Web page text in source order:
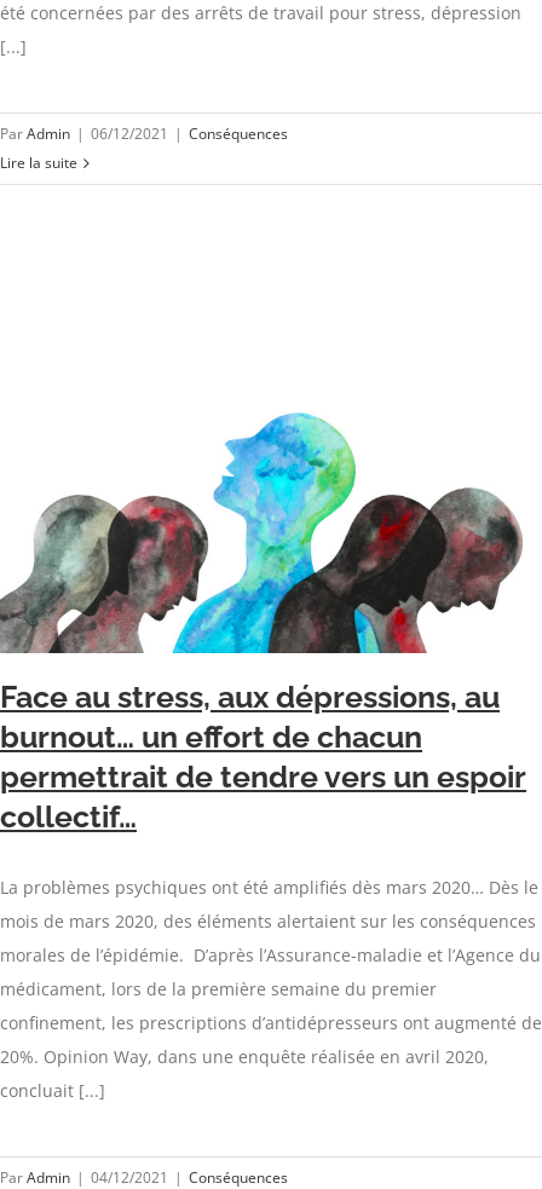
été concernées par des arrêts de travail pour stress, dépression
[...]
ParAdmin | 06/12/2021 | Conséquences
Lire la suite
Face au stress, aux dépressions, au
burnout… un effort de chacun
permettrait de tendre vers un espoir
collectif…
La problèmes psychiques ont été amplifiés dès mars 2020… Dès le
mois de mars 2020, des éléments alertaient sur les conséquences
morales de l’épidémie. D’après l’Assurance-maladie et l’Agence du
médicament, lors de la première semaine du premier
confinement, les prescriptions d’antidépresseurs ont augmenté de
20%. Opinion Way, dans une enquête réalisée en avril 2020,
concluait [...]
ParAdmin | 04/12/2021 | Conséquences